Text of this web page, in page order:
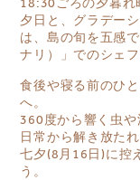
18:30ごろの夕暮れ
夕日と、グラデー
は、島の旬を五感
ナリ）」でのシェ
食後や寝る前のひ
へ。
360度から響く虫や
日常から解き放た
七夕(8月16日)に控
う。